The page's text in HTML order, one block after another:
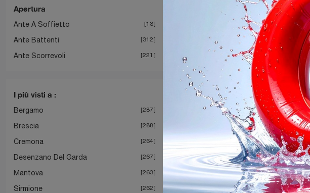
Apertura
Ante A Soffietto 13
Ante Battenti 312
Ante Scorrevoli 221
I più visti a :
Bergamo 287
Brescia 288
Cremona 264
Desenzano Del Garda 267
Mantova 263
Sirmione 262
Perry Vetro